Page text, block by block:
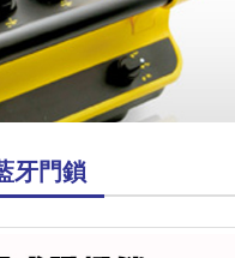
工業和內部物流應用
採礦和鑽井技術
港口和船泊技術
林業和農業應用
牙門鎖